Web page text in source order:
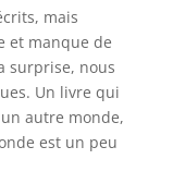
mais
et manque de
surprise, nous
Un livre qui
autre monde,
est un peu